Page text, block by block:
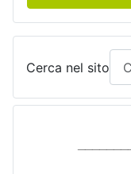
Cerca nel sito